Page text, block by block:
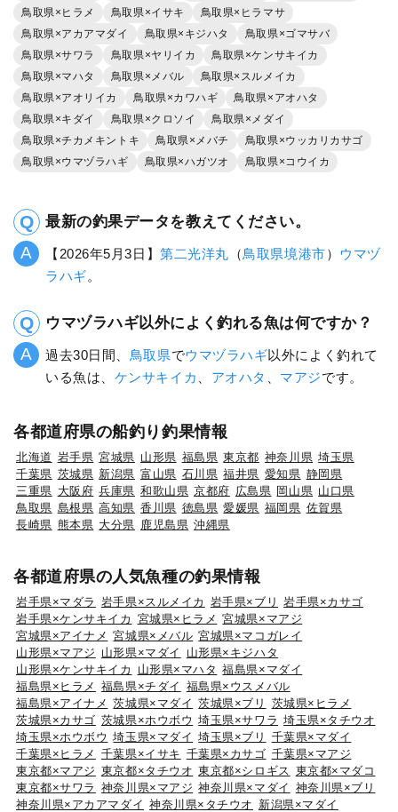
鳥取県×ヒラメ
鳥取県×イサキ
鳥取県×ヒラマサ
鳥取県×アカアマダイ
鳥取県×キジハタ
鳥取県×ゴマサバ
鳥取県×サワラ
鳥取県×ヤリイカ
鳥取県×ケンサキイカ
鳥取県×マハタ
鳥取県×メバル
鳥取県×スルメイカ
鳥取県×アオリイカ
鳥取県×カワハギ
鳥取県×アオハタ
鳥取県×キダイ
鳥取県×クロソイ
鳥取県×メダイ
鳥取県×チカメキントキ
鳥取県×メバチ
鳥取県×ウッカリカサゴ
鳥取県×ウマヅラハギ
鳥取県×ハガツオ 鳥取県×コウイカ
最新の釣果データを教えてください。
【2026年5月3日】第二光洋丸 （鳥取県境港市） ウマヅ
ラハギ。
ウマヅラハギ以外によく釣れる魚は何ですか？
過去30日間、 鳥取県でウマヅラハギ以外によく釣れて
いる魚は、 ケンサキイカ アオハタ マアジです。
各都道府県の船釣り釣果情報
北海道 岩手県 宮城県 山形県 福島県 東京都 神奈川県 埼玉県
千葉県 茨城県 新潟県 富山県 石川県 福井県 愛知県 静岡県
三重県 大阪府 兵庫県 和歌山県 京都府 広島県 岡山県 山口県
鳥取県 島根県 高知県 香川県 徳島県 愛媛県 福岡県 佐賀県
長崎県 熊本県 大分県 鹿児島県 沖縄県
各都道府県の人気魚種の釣果情報
岩手県×マダラ 岩手県×スルメイカ 岩手県×ブリ
岩手県×カサゴ
岩手県×ケンサキイカ 宮城県×ヒラメ 宮城県×マアジ
宮城県×アイナメ 宮城県×メバル 宮城県×マコガレイ
山形県×マアジ 山形県×マダイ
山形県×キジハタ
山形県×ケンサキイカ
山形県×マハタ 福島県×マダイ
福島県×ヒラメ 福島県×チダイ 福島県×ウスメバル
福島県×アイナメ 茨城県×マダイ 茨城県×ブリ
茨城県×ヒラメ
茨城県×カサゴ 茨城県×ホウボウ 埼玉県×サワラ 埼玉県×タチウオ
埼玉県×ホウボウ 埼玉県×マダイ 埼玉県×ブリ
千葉県×マダイ
千葉県×ヒラメ 千葉県×イサキ 千葉県×カサゴ 千葉県×マアジ
東京都×マアジ 東京都×タチウオ 東京都×シロギス 東京都×マダコ
東京都×サワラ 神奈川県×マアジ 神奈川県×マダイ 神奈川県×ブリ
神奈川県×アカアマダイ 神奈川県×タチウオ 新潟県×マダイ